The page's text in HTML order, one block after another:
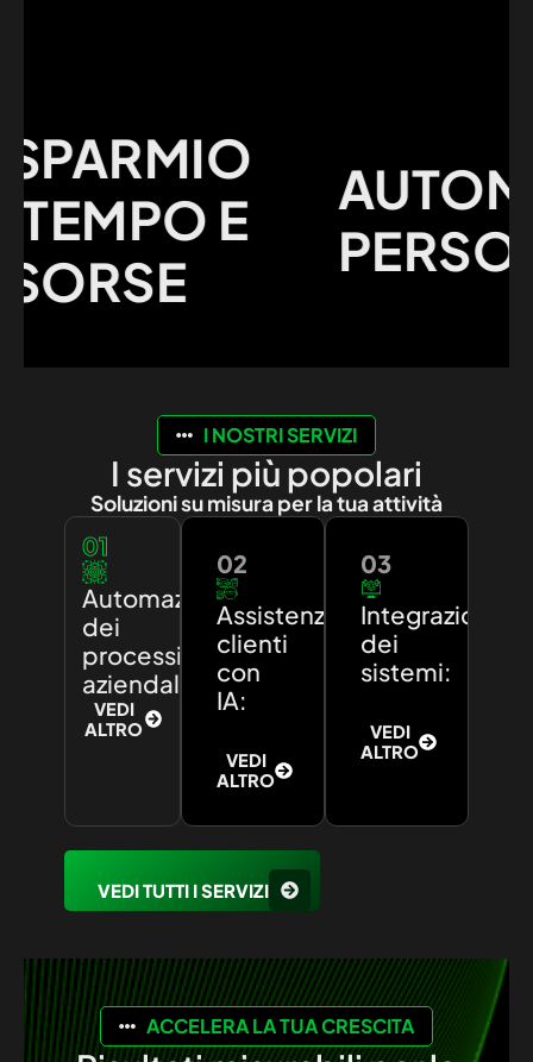
E
I NOSTRI SERVIZI
I servizi più popolari
Soluzioni su misura per la tua attività
01
Automazione
dei
processi
aziendali:
VEDI
ALTRO
02
Assistenza
clienti
con
IA:
VEDI
ALTRO
03
Integrazione
dei
sistemi:
VEDI
ALTRO
VEDI TUTTI I SERVIZI
ACCELERA LA TUA CRESCITA